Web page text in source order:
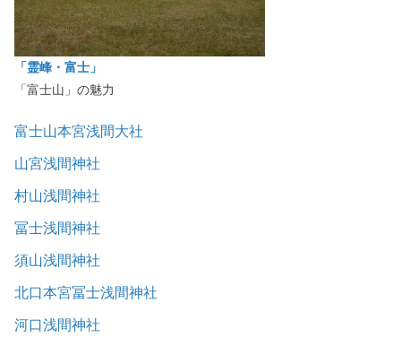
「霊峰・富士」
「富士山」の魅力
富士山本宮浅間大社
山宮浅間神社
村山浅間神社
冨士浅間神社
須山浅間神社
北口本宮冨士浅間神社
河口浅間神社